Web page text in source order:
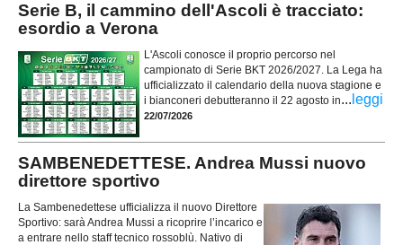
Serie B, il cammino dell'Ascoli è tracciato:
esordio a Verona
L'Ascoli conosce il proprio percorso nel
campionato di Serie BKT 2026/2027. La Lega ha
ufficializzato il calendario della nuova stagione e
i bianconeri debutteranno il 22 agosto in... leggi
22/07/2026
SAMBENEDETTESE. Andrea Mussi nuovo
direttore sportivo
La Sambenedettese ufficializza il nuovo Direttore
Sportivo: sarà Andrea Mussi a ricoprire l’incarico e
a entrare nello staff tecnico rossoblù. Nativo di